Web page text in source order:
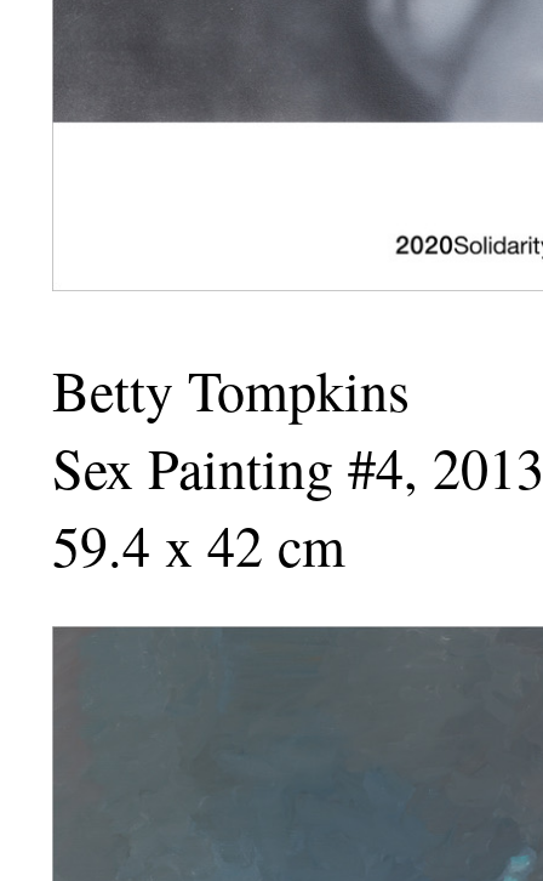
Betty Tompkins
Sex Painting #4, 2013
59.4 x 42 cm